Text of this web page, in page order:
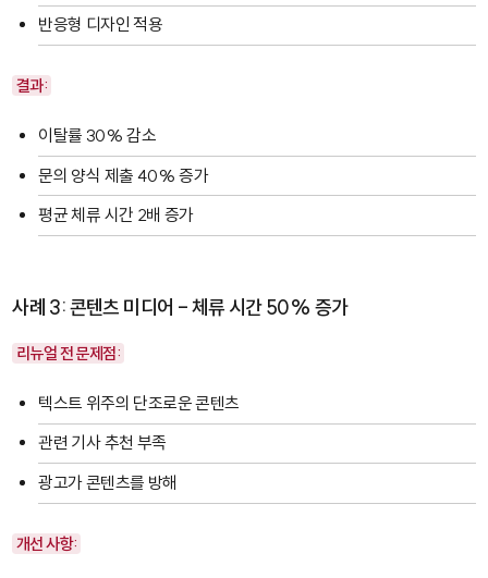
반응형 디자인 적용
결과:
이탈률 30% 감소
문의 양식 제출 40% 증가
평균 체류 시간 2배 증가
사례 3: 콘텐츠 미디어 - 체류 시간 50% 증가
리뉴얼 전 문제점:
텍스트 위주의 단조로운 콘텐츠
관련 기사 추천 부족
광고가 콘텐츠를 방해
개선 사항: